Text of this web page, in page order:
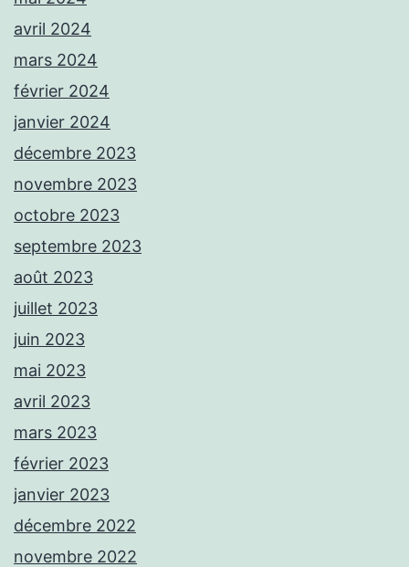
avril 2024
mars 2024
février 2024
janvier 2024
décembre 2023
novembre 2023
octobre 2023
septembre 2023
août 2023
juillet 2023
juin 2023
mai 2023
avril 2023
mars 2023
février 2023
janvier 2023
décembre 2022
novembre 2022